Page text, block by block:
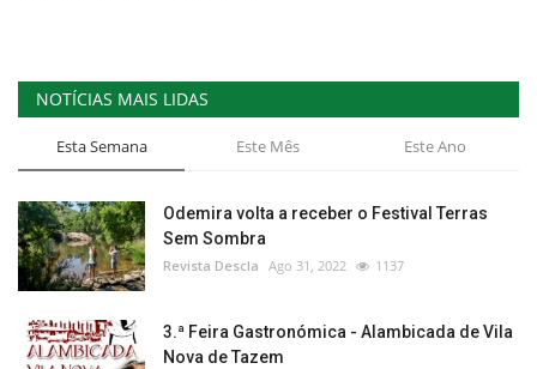
NOTÍCIAS MAIS LIDAS
Esta Semana Este Mês Este Ano
Odemira volta a receber o Festival Terras
Sem Sombra
Revista Descla Ago 31, 2022 1137
3.ª Feira Gastronómica - Alambicada de Vila
Nova de Tazem